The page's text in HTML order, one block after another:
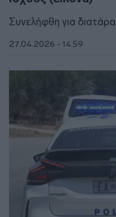
Συνελήφθη για
27.04.2026 - 14:59